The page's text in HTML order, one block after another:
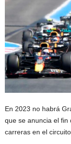
En 2023 no habrá
que se anuncia el fin
carreras en el